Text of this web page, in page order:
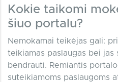
Kokie taikomi
šiuo portalu?
Nemokamai teikėjas gali:
teikiamas paslaugas bei
bendrauti. Remiantis
suteikiamoms paslaugoms